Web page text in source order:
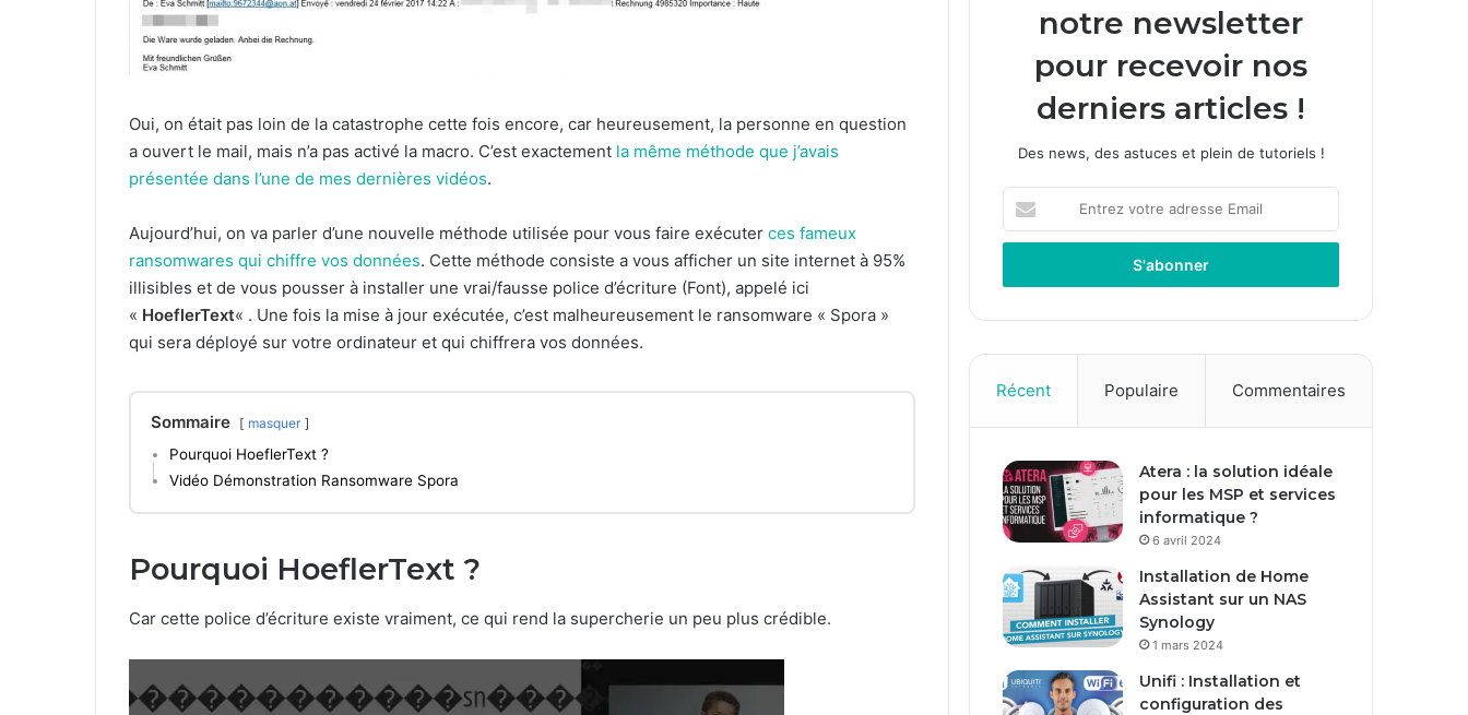
Oui, on était pas loin de la catastrophe cette fois encore, car heureusement, la personne en question
a ouvert le mail, mais n’a pas activé la macro. C’est exactement la même méthode que j’avais
présentée dans l’une de mes dernières vidéos.
Aujourd’hui, on va parler d’une nouvelle méthode utilisée pour vous faire exécuter ces fameux
ransomwares qui chiffre vos données. Cette méthode consiste a vous afficher un site internet à 95%
illisibles et de vous pousser à installer une vrai/fausse police d’écriture (Font), appelé ici
« HoeflerText« . Une fois la mise à jour exécutée, c’est malheureusement le ransomware « Spora »
qui sera déployé sur votre ordinateur et qui chiffrera vos données.
Sommaire masquer
Pourquoi HoeflerText ?
Vidéo Démonstration Ransomware Spora
Pourquoi HoeflerText ?
Car cette police d’écriture existe vraiment, ce qui rend la supercherie un peu plus crédible.
notre newsletter
pour recevoir nos
derniers articles !
Des news, des astuces et plein de tutoriels !
t
e
o
t
e
d
r
e
s
e
m
i
l
Récent Populaire Commentaires
Atera : la solution idéale
pour les MSP et services
informatique ?
6 avril 2024
Installation de Home
Assistant sur un NAS
Synology
1 mars 2024
Unifi : Installation et
configuration des